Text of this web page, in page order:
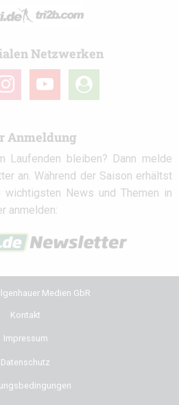
Netzwerken
youtube
user-
circle
Anmeldung
Laufenden bleiben? Dann melde
an. Während der Saison erhältst
News und Themen in
anmelden:
Medien GbR
Kontakt
Impressum
Datenschutz